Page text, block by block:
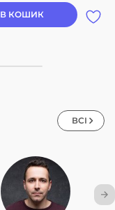
В КОШИК
ВСІ